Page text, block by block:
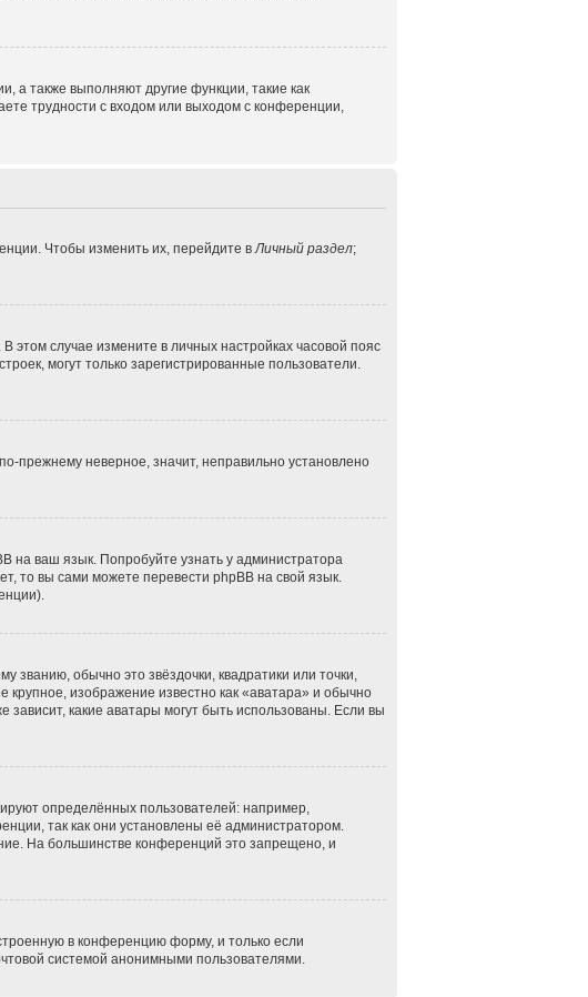
а также выполняют другие функции, такие как
трудности с входом или выходом с конференции,
Чтобы изменить их, перейдите вЛичный раздел;
этом случае измените в личных настройках часовой пояс
могут только зарегистрированные пользователи.
прежнему неверное, значит, неправильно установлено
на ваш язык. Попробуйте узнать у администратора
то вы сами можете перевести phpBB на свой язык.
званию, обычно это звёздочки, квадратики или точки,
изображение известно как «аватара» и обычно
зависит, какие аватары могут быть использованы. Если вы
определённых пользователей: например,
так как они установлены её администратором.
На большинстве конференций это запрещено, и
в конференцию форму, и только если
системой анонимными пользователями.